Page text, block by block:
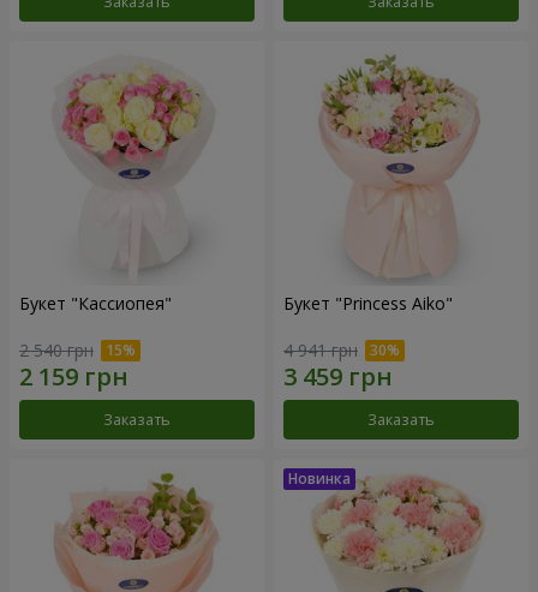
Букет "Кассиопея"
2 540 грн
Заказать
Букет "Princess Aiko"
4 941 грн
Заказать